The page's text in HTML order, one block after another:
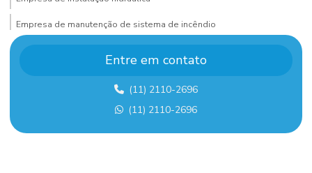
Empresa de manutenção de sistema de incêndio
Empresa de montagem de estrutura metalica
Empresa de montagem industrial
Empresa de projeto de combate a incêndio
Entre em contato
(11) 2110-2696
(11) 2110-2696